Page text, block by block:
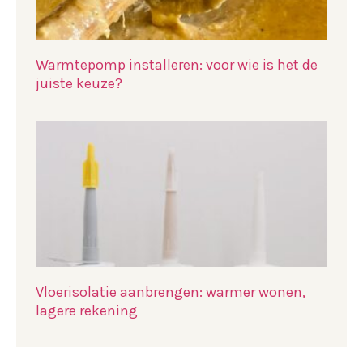
Warmtepomp installeren: voor wie is het de
juiste keuze?
Vloerisolatie aanbrengen: warmer wonen,
lagere rekening